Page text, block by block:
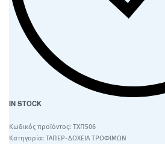
IN STOCK
ΤΧΠ506
Κατηγορία: ΤΑΠΕΡ-ΔΟΧΕΙΑ ΤΡΟΦΙΜΩΝ